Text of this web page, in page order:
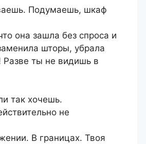
Подумаешь, шкаф
она зашла без спроса и
шторы, убрала
ты не видишь в
так хочешь.
не
В границах. Твоя